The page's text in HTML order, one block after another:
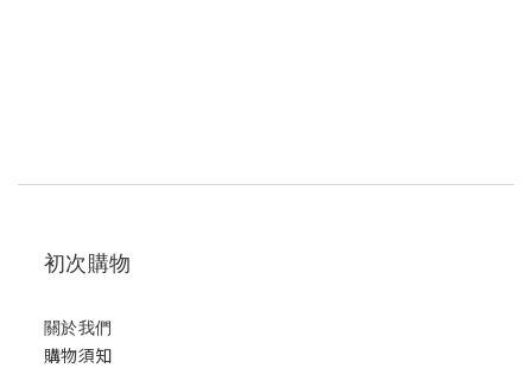
初次購物
關於我們
購物須知